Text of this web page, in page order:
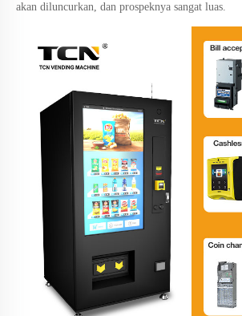
akan diluncurkan, dan prospeknya sangat luas.